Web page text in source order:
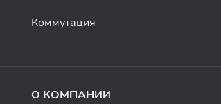
Коммутация
О КОМПАНИИ